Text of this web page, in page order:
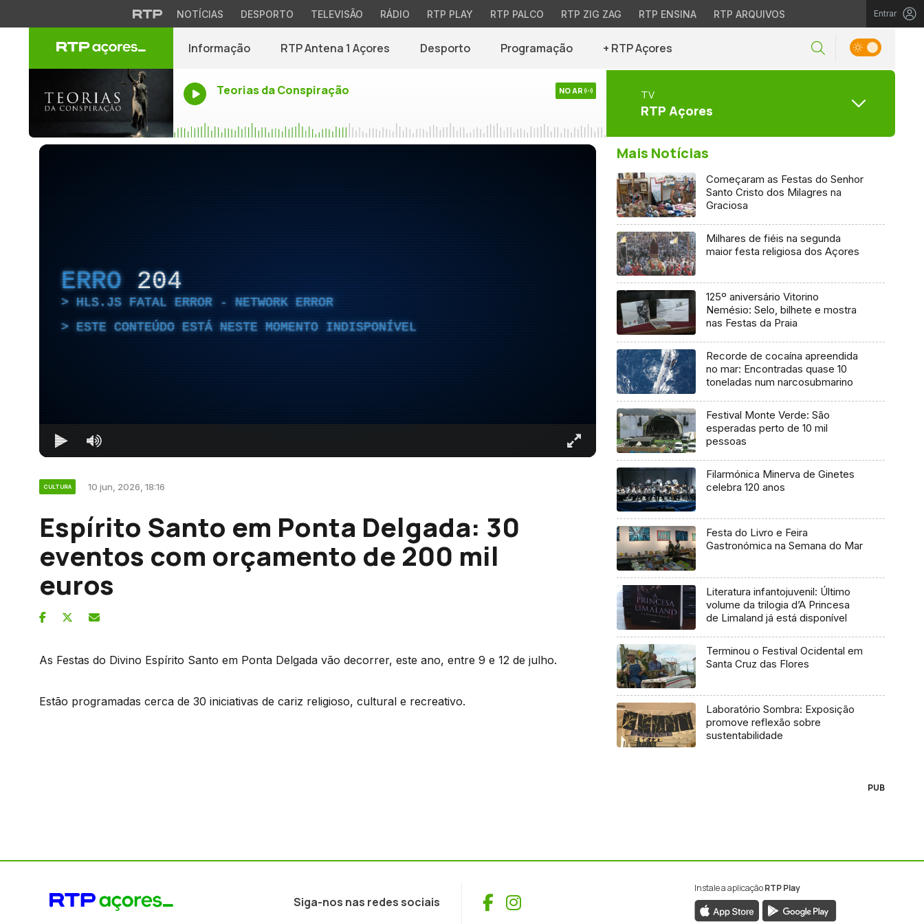
NOTÍCIAS DESPORTO TELEVISÃO RÁDIO RTP PLAY RTP PALCO RTP ZIG ZAG RTP ENSINA RTP ARQUIVOS Entrar
Informação RTP Antena 1 Açores Desporto Programação + RTP Açores
Teorias da Conspiração NO AR TV
RTP Açores
ERRO 204
HLS.JS FATAL ERROR - NETWORK ERROR
ESTE CONTEÚDO ESTÁ NESTE MOMENTO INDISPONÍVEL
CULTURA 10 jun, 2026, 18:16
Espírito Santo em Ponta Delgada: 30
eventos com orçamento de 200 mil
euros
As Festas do Divino Espírito Santo em Ponta Delgada vão decorrer, este ano, entre 9 e 12 de julho.
Estão programadas cerca de 30 iniciativas de cariz religioso, cultural e recreativo.
Mais Notícias
Começaram as Festas do Senhor
Santo Cristo dos Milagres na
Graciosa
Milhares de fiéis na segunda
maior festa religiosa dos Açores
125º aniversário Vitorino
Nemésio: Selo, bilhete e mostra
nas Festas da Praia
Recorde de cocaína apreendida
no mar: Encontradas quase 10
toneladas num narcosubmarino
Festival Monte Verde: São
esperadas perto de 10 mil
pessoas
Filarmónica Minerva de Ginetes
celebra 120 anos
Festa do Livro e Feira
Gastronómica na Semana do Mar
Literatura infantojuvenil: Último
volume da trilogia d’A Princesa
de Limaland já está disponível
Terminou o Festival Ocidental em
Santa Cruz das Flores
Laboratório Sombra: Exposição
promove reflexão sobre
sustentabilidade
PUB
Siga-nos nas redes sociais Facebook
Instagram
Instale a aplicaçãoRTP Play